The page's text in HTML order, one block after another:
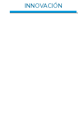
INNOVACIÓN